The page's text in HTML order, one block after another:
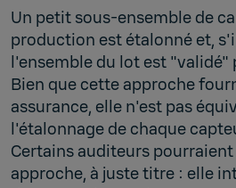
Un petit sous-ensemble de
production est étalonné et,
l'ensemble du lot est "validé"
Bien que cette approche
assurance, elle n'est pas
l'étalonnage de chaque
Certains auditeurs
approche, à juste titre : elle